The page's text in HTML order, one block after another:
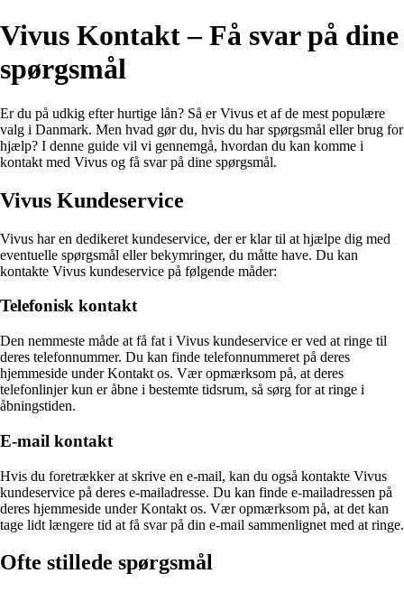
Vivus Kontakt – Få svar på dine
spørgsmål
Er du på udkig efter hurtige lån? Så er Vivus et af de mest populære
valg i Danmark. Men hvad gør du, hvis du har spørgsmål eller brug for
hjælp? I denne guide vil vi gennemgå, hvordan du kan komme i
kontakt med Vivus og få svar på dine spørgsmål.
Vivus Kundeservice
Vivus har en dedikeret kundeservice, der er klar til at hjælpe dig med
eventuelle spørgsmål eller bekymringer, du måtte have. Du kan
kontakte Vivus kundeservice på følgende måder:
Telefonisk kontakt
Den nemmeste måde at få fat i Vivus kundeservice er ved at ringe til
deres telefonnummer. Du kan finde telefonnummeret på deres
hjemmeside under Kontakt os. Vær opmærksom på, at deres
telefonlinjer kun er åbne i bestemte tidsrum, så sørg for at ringe i
åbningstiden.
E-mail kontakt
Hvis du foretrækker at skrive en e-mail, kan du også kontakte Vivus
kundeservice på deres e-mailadresse. Du kan finde e-mailadressen på
deres hjemmeside under Kontakt os. Vær opmærksom på, at det kan
tage lidt længere tid at få svar på din e-mail sammenlignet med at ringe.
Ofte stillede spørgsmål